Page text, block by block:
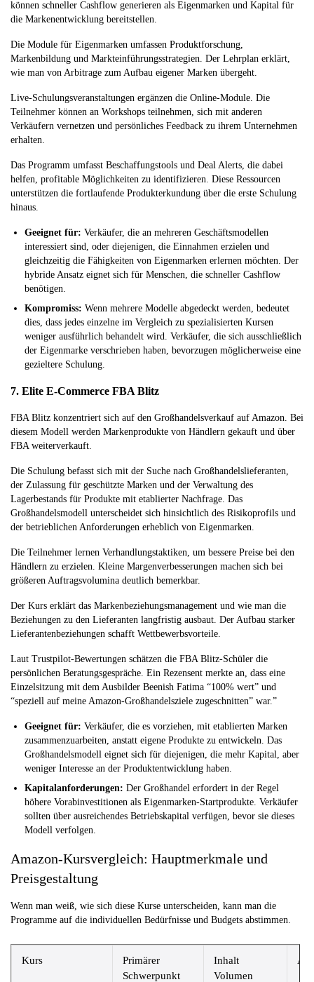
können schneller Cashflow generieren als Eigenmarken und Kapital für
die Markenentwicklung bereitstellen.
Die Module für Eigenmarken umfassen Produktforschung,
Markenbildung und Markteinführungsstrategien. Der Lehrplan erklärt,
wie man von Arbitrage zum Aufbau eigener Marken übergeht.
Live-Schulungsveranstaltungen ergänzen die Online-Module. Die
Teilnehmer können an Workshops teilnehmen, sich mit anderen
Verkäufern vernetzen und persönliches Feedback zu ihrem Unternehmen
erhalten.
Das Programm umfasst Beschaffungstools und Deal Alerts, die dabei
helfen, profitable Möglichkeiten zu identifizieren. Diese Ressourcen
unterstützen die fortlaufende Produkterkundung über die erste Schulung
hinaus.
Geeignet für: Verkäufer, die an mehreren Geschäftsmodellen
interessiert sind, oder diejenigen, die Einnahmen erzielen und
gleichzeitig die Fähigkeiten von Eigenmarken erlernen möchten. Der
hybride Ansatz eignet sich für Menschen, die schneller Cashflow
benötigen.
Kompromiss: Wenn mehrere Modelle abgedeckt werden, bedeutet
dies, dass jedes einzelne im Vergleich zu spezialisierten Kursen
weniger ausführlich behandelt wird. Verkäufer, die sich ausschließlich
der Eigenmarke verschrieben haben, bevorzugen möglicherweise eine
gezieltere Schulung.
7. Elite E-Commerce FBA Blitz
FBA Blitz konzentriert sich auf den Großhandelsverkauf auf Amazon. Bei
diesem Modell werden Markenprodukte von Händlern gekauft und über
FBA weiterverkauft.
Die Schulung befasst sich mit der Suche nach Großhandelslieferanten,
der Zulassung für geschützte Marken und der Verwaltung des
Lagerbestands für Produkte mit etablierter Nachfrage. Das
Großhandelsmodell unterscheidet sich hinsichtlich des Risikoprofils und
der betrieblichen Anforderungen erheblich von Eigenmarken.
Die Teilnehmer lernen Verhandlungstaktiken, um bessere Preise bei den
Händlern zu erzielen. Kleine Margenverbesserungen machen sich bei
größeren Auftragsvolumina deutlich bemerkbar.
Der Kurs erklärt das Markenbeziehungsmanagement und wie man die
Beziehungen zu den Lieferanten langfristig ausbaut. Der Aufbau starker
Lieferantenbeziehungen schafft Wettbewerbsvorteile.
Laut Trustpilot-Bewertungen schätzen die FBA Blitz-Schüler die
persönlichen Beratungsgespräche. Ein Rezensent merkte an, dass eine
Einzelsitzung mit dem Ausbilder Beenish Fatima “100% wert” und
“speziell auf meine Amazon-Großhandelsziele zugeschnitten” war.”
Geeignet für: Verkäufer, die es vorziehen, mit etablierten Marken
zusammenzuarbeiten, anstatt eigene Produkte zu entwickeln. Das
Großhandelsmodell eignet sich für diejenigen, die mehr Kapital, aber
weniger Interesse an der Produktentwicklung haben.
Kapitalanforderungen: Der Großhandel erfordert in der Regel
höhere Vorabinvestitionen als Eigenmarken-Startprodukte. Verkäufer
sollten über ausreichendes Betriebskapital verfügen, bevor sie dieses
Modell verfolgen.
Amazon-Kursvergleich: Hauptmerkmale und
Preisgestaltung
Wenn man weiß, wie sich diese Kurse unterscheiden, kann man die
Programme auf die individuellen Bedürfnisse und Budgets abstimmen.
Kurs
Primärer
Schwerpunkt
Inhalt
Volumen